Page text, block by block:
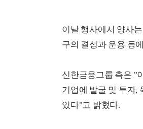
이날 행사에서 양사
구의 결성과 운용 등
신한금융그룹 측은 "
기업에 발굴 및 투자,
있다"고 밝혔다.